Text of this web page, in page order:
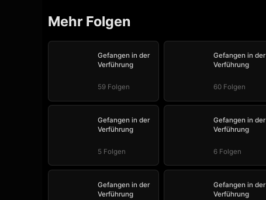
Mehr Folgen
Gefangen in der
Verführung
59 Folgen
Gefangen in der
Verführung
60 Folgen
Gefangen in der
Verführung
5 Folgen
Gefangen in der
Verführung
6 Folgen
Gefangen in der
Verführung
Gefangen in der
Verführung